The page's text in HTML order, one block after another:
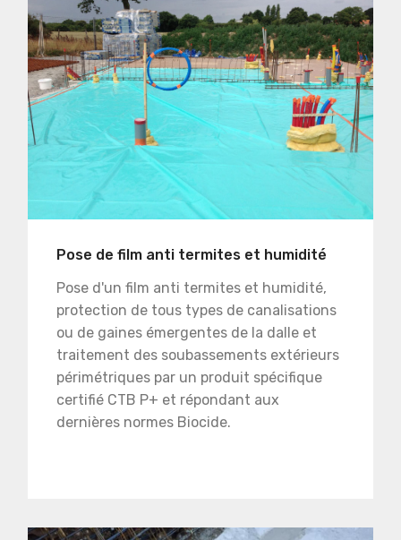
Pose de film anti termites et humidité
Pose d'un film anti termites et humidité,
protection de tous types de canalisations
ou de gaines émergentes de la dalle et
traitement des soubassements extérieurs
périmétriques par un produit spécifique
certifié CTB P+ et répondant aux
dernières normes Biocide.